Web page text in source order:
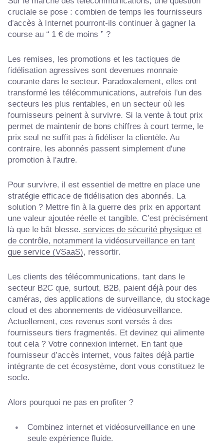
cruciale se pose : combien de temps les fournisseurs
d'accès à Internet pourront-ils continuer à gagner la
course au “ 1 € de moins ” ?
Les remises, les promotions et les tactiques de
fidélisation agressives sont devenues monnaie
courante dans le secteur. Paradoxalement, elles ont
transformé les télécommunications, autrefois l'un des
secteurs les plus rentables, en un secteur où les
fournisseurs peinent à survivre. Si la vente à tout prix
permet de maintenir de bons chiffres à court terme, le
prix seul ne suffit pas à fidéliser la clientèle. Au
contraire, les abonnés passent simplement d'une
promotion à l'autre.
Pour survivre, il est essentiel de mettre en place une
stratégie efficace de fidélisation des abonnés. La
solution ? Mettre fin à la guerre des prix en apportant
une valeur ajoutée réelle et tangible. C’est précisément
là que le bât blesse. services de sécurité physique et
de contrôle, notamment la vidéosurveillance en tant
que service (VSaaS), ressortir.
Les clients des télécommunications, tant dans le
secteur B2C que, surtout, B2B, paient déjà pour des
caméras, des applications de surveillance, du stockage
cloud et des abonnements de vidéosurveillance.
Actuellement, ces revenus sont versés à des
fournisseurs tiers fragmentés. Et devinez qui alimente
tout cela ? Votre connexion internet. En tant que
fournisseur d’accès internet, vous faites déjà partie
intégrante de cet écosystème, dont vous constituez le
socle.
Alors pourquoi ne pas en profiter ?
Combinez internet et vidéosurveillance en une
seule expérience fluide.